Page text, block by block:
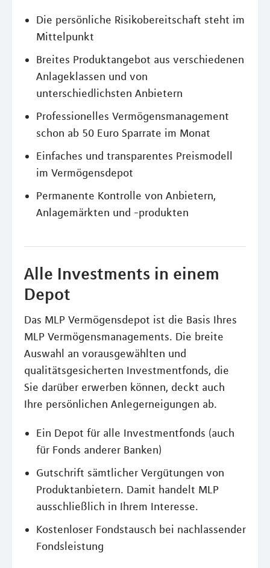
Die persönliche Risikobereitschaft steht im
Mittelpunkt
Breites Produktangebot aus verschiedenen
Anlageklassen und von
unterschiedlichsten Anbietern
Professionelles Vermögensmanagement
schon ab 50 Euro Sparrate im Monat
Einfaches und transparentes Preismodell
im Vermögensdepot
Permanente Kontrolle von Anbietern,
Anlagemärkten und -produkten
Alle Investments in einem
Depot
Das MLP Vermögensdepot ist die Basis Ihres
MLP Vermögensmanagements. Die breite
Auswahl an vorausgewählten und
qualitätsgesicherten Investmentfonds, die
Sie darüber erwerben können, deckt auch
Ihre persönlichen Anlegerneigungen ab.
Ein Depot für alle Investmentfonds (auch
für Fonds anderer Banken)
Gutschrift sämtlicher Vergütungen von
Produktanbietern. Damit handelt MLP
ausschließlich in Ihrem Interesse.
Kostenloser Fondstausch bei nachlassender
Fondsleistung